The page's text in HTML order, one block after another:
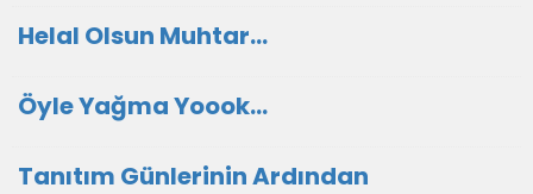
Helal Olsun Muhtar…
Öyle Yağma Yoook…
Tanıtım Günlerinin Ardından